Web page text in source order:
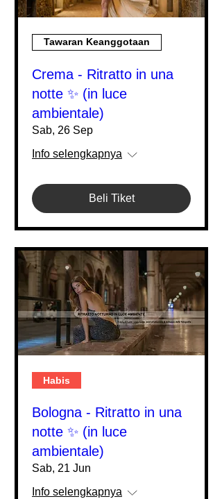
Tawaran Keanggotaan
Crema - Ritratto in una
notte ✨ (in luce
ambientale)
Sab, 26 Sep
Info selengkapnya
Beli Tiket
Habis
Bologna - Ritratto in una
notte ✨ (in luce
ambientale)
Sab, 21 Jun
Info selengkapnya